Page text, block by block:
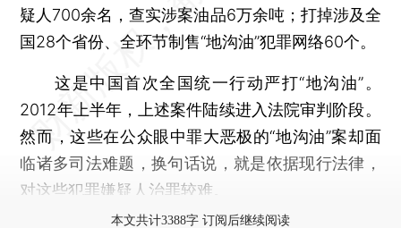
疑人700余名，查实涉案油品6万余吨；打掉涉及全
国28个省份、全环节制售“地沟油”犯罪网络60个。
这是中国首次全国统一行动严打“地沟油”。
2012年上半年，上述案件陆续进入法院审判阶段。
然而，这些在公众眼中罪大恶极的“地沟油”案却面
临诸多司法难题，换句话说，就是依据现行法律，
对这些犯罪嫌疑人治罪较难。
本文共计3388字 订阅后继续阅读